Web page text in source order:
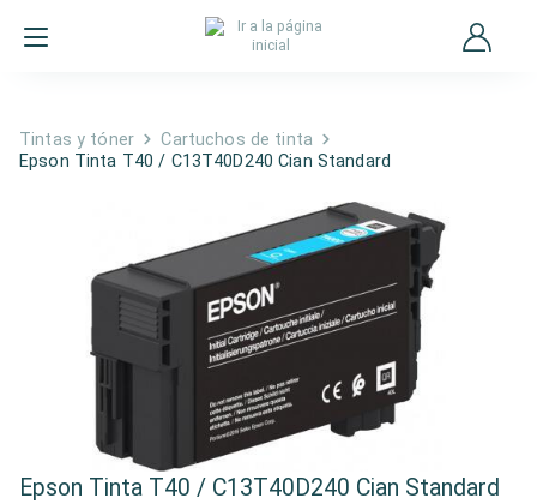
Tintas y tóner
Cartuchos de tinta
Epson Tinta T40 / C13T40D240 Cian Standard
Epson Tinta T40 / C13T40D240 Cian Standard